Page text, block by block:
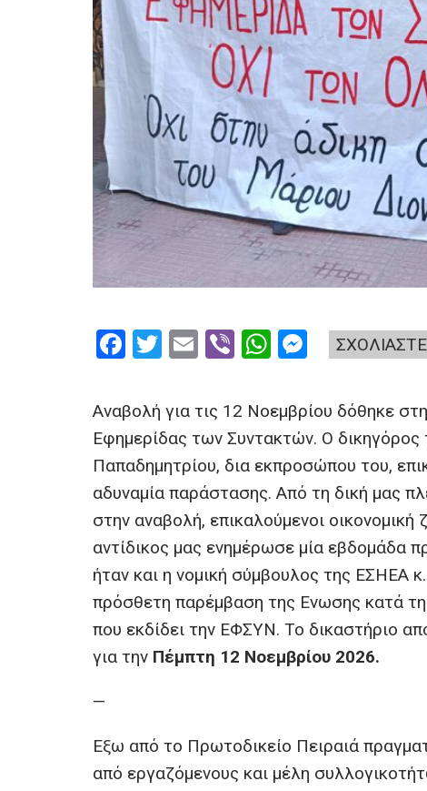
ΣΧΟΛΙΑΣΤΕ
F
ce
b
o
o
k
T
tt
er
E
ail
Vi
er
W
at
s
A
p
p
se
n
g
er
Αναβολή για τις 12 Νοεμβρίου δόθηκε
Εφημερίδας των Συντακτών. Ο
Παπαδημητρίου, δια εκπροσώπου του,
αδυναμία παράστασης. Από τη δική μας
στην αναβολή, επικαλούμενοι
αντίδικος μας ενημέρωσε μία εβδομάδα
ήταν και η νομική σύμβουλος της ΕΣΗΕΑ
πρόσθετη παρέμβαση της Ενωσης κατά
που εκδίδει την ΕΦΣΥΝ. Το δικαστήριο
για την Πέμπτη 12 Νοεμβρίου 2026.
—
Εξω από το Πρωτοδικείο Πειραιά
από εργαζόμενους και μέλη